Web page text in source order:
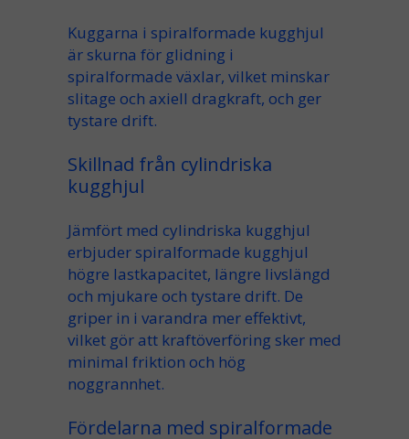
Kuggarna i spiralformade kugghjul
är skurna för glidning i
spiralformade växlar, vilket minskar
slitage och axiell dragkraft, och ger
tystare drift.
Skillnad från cylindriska
kugghjul
Jämfört med cylindriska kugghjul
erbjuder spiralformade kugghjul
högre lastkapacitet, längre livslängd
och mjukare och tystare drift. De
griper in i varandra mer effektivt,
vilket gör att kraftöverföring sker med
minimal friktion och hög
noggrannhet.
Fördelarna med spiralformade